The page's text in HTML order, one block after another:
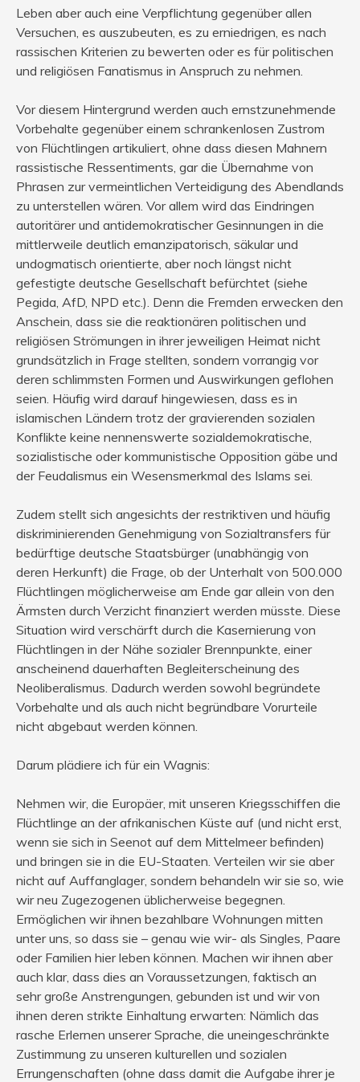
Leben aber auch eine Verpflichtung gegenüber allen
Versuchen, es auszubeuten, es zu erniedrigen, es nach
rassischen Kriterien zu bewerten oder es für politischen
und religiösen Fanatismus in Anspruch zu nehmen.
Vor diesem Hintergrund werden auch ernstzunehmende
Vorbehalte gegenüber einem schrankenlosen Zustrom
von Flüchtlingen artikuliert, ohne dass diesen Mahnern
rassistische Ressentiments, gar die Übernahme von
Phrasen zur vermeintlichen Verteidigung des Abendlands
zu unterstellen wären. Vor allem wird das Eindringen
autoritärer und antidemokratischer Gesinnungen in die
mittlerweile deutlich emanzipatorisch, säkular und
undogmatisch orientierte, aber noch längst nicht
gefestigte deutsche Gesellschaft befürchtet (siehe
Pegida, AfD, NPD etc.). Denn die Fremden erwecken den
Anschein, dass sie die reaktionären politischen und
religiösen Strömungen in ihrer jeweiligen Heimat nicht
grundsätzlich in Frage stellten, sondern vorrangig vor
deren schlimmsten Formen und Auswirkungen geflohen
seien. Häufig wird darauf hingewiesen, dass es in
islamischen Ländern trotz der gravierenden sozialen
Konflikte keine nennenswerte sozialdemokratische,
sozialistische oder kommunistische Opposition gäbe und
der Feudalismus ein Wesensmerkmal des Islams sei.
Zudem stellt sich angesichts der restriktiven und häufig
diskriminierenden Genehmigung von Sozialtransfers für
bedürftige deutsche Staatsbürger (unabhängig von
deren Herkunft) die Frage, ob der Unterhalt von 500.000
Flüchtlingen möglicherweise am Ende gar allein von den
Ärmsten durch Verzicht finanziert werden müsste. Diese
Situation wird verschärft durch die Kasernierung von
Flüchtlingen in der Nähe sozialer Brennpunkte, einer
anscheinend dauerhaften Begleiterscheinung des
Neoliberalismus. Dadurch werden sowohl begründete
Vorbehalte und als auch nicht begründbare Vorurteile
nicht abgebaut werden können.
Darum plädiere ich für ein Wagnis:
Nehmen wir, die Europäer, mit unseren Kriegsschiffen die
Flüchtlinge an der afrikanischen Küste auf (und nicht erst,
wenn sie sich in Seenot auf dem Mittelmeer befinden)
und bringen sie in die EU-Staaten. Verteilen wir sie aber
nicht auf Auffanglager, sondern behandeln wir sie so, wie
wir neu Zugezogenen üblicherweise begegnen.
Ermöglichen wir ihnen bezahlbare Wohnungen mitten
unter uns, so dass sie – genau wie wir- als Singles, Paare
oder Familien hier leben können. Machen wir ihnen aber
auch klar, dass dies an Voraussetzungen, faktisch an
sehr große Anstrengungen, gebunden ist und wir von
ihnen deren strikte Einhaltung erwarten: Nämlich das
rasche Erlernen unserer Sprache, die uneingeschränkte
Zustimmung zu unseren kulturellen und sozialen
Errungenschaften (ohne dass damit die Aufgabe ihrer je